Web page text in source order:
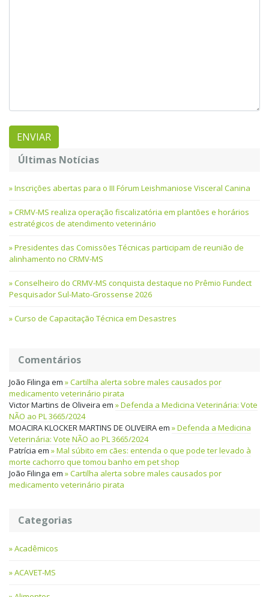
Últimas Notícias
Inscrições abertas para o III Fórum Leishmaniose Visceral Canina
CRMV-MS realiza operação fiscalizatória em plantões e horários
estratégicos de atendimento veterinário
Presidentes das Comissões Técnicas participam de reunião de
alinhamento no CRMV-MS
Conselheiro do CRMV-MS conquista destaque no Prêmio Fundect
Pesquisador Sul-Mato-Grossense 2026
Curso de Capacitação Técnica em Desastres
Comentários
João Filinga em
Cartilha alerta sobre males causados por
medicamento veterinário pirata
Victor Martins de Oliveira em
Defenda a Medicina Veterinária: Vote
NÃO ao PL 3665/2024
MOACIRA KLOCKER MARTINS DE OLIVEIRAem
Defenda a Medicina
Veterinária: Vote NÃO ao PL 3665/2024
Patrícia em
Mal súbito em cães: entenda o que pode ter levado à
morte cachorro que tomou banho em pet shop
João Filinga em
Cartilha alerta sobre males causados por
medicamento veterinário pirata
Categorias
Acadêmicos
ACAVET-MS